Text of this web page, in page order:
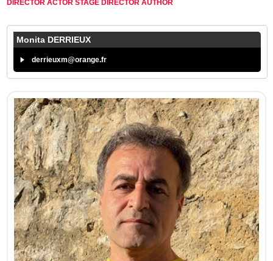
DIRECTORACTORSTAGE DIRECTORAUTHOR
Monita DERRIEUX
derrieuxm@orange.fr